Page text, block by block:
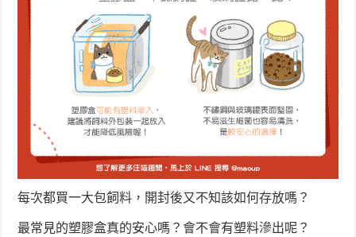
每次都買一大包飼料，開封後又不知該如何存放嗎？
最常見的塑膠盒真的安心嗎？會不會有塑料滲出呢？